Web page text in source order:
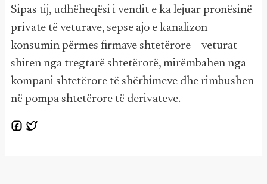
Sipas tij, udhëheqësi i vendit e ka lejuar pronësinë
private të veturave, sepse ajo e kanalizon
konsumin përmes firmave shtetërore – veturat
shiten nga tregtarë shtetërorë, mirëmbahen nga
kompani shtetërore të shërbimeve dhe rimbushen
në pompa shtetërore të derivateve.